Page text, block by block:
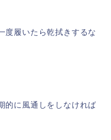
度履いたら乾拭きするな
的に風通しをしなければ